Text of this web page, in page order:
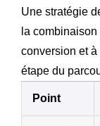
Une stratégie
la
conversion et
étape du
Point